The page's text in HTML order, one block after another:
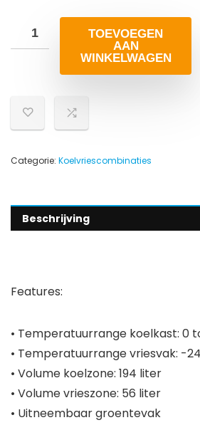
TOEVOEGEN
AAN
WINKELWAGEN
Categorie: Koelvriescombinaties
Beschrijving
Features:
• Temperatuurrange koelkast: 0
• Temperatuurrange vriesvak: -
• Volume koelzone: 194 liter
• Volume vrieszone: 56 liter
• Uitneembaar groentevak